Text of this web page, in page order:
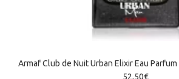
Armaf Club de Nuit Urban Elixir Eau
52,50€